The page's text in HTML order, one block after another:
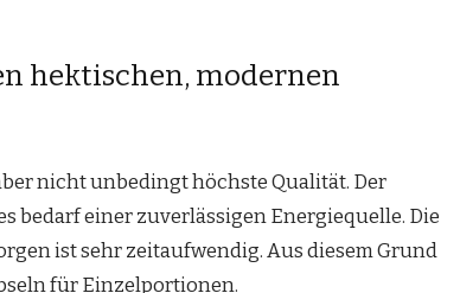
hektischen, modernen
nicht unbedingt höchste Qualität. Der
bedarf einer zuverlässigen Energiequelle. Die
ist sehr zeitaufwendig. Aus diesem Grund
für Einzelportionen.